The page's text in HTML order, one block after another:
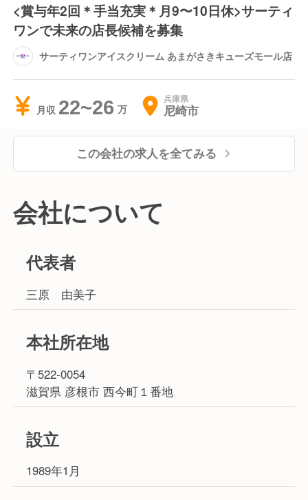
<賞与年2回＊手当充実＊月9〜10日休>サーティ
ワンで未来の店長候補を募集
サーティワンアイスクリーム あまがさきキューズモール店
月収 22~26 兵庫県
尼崎市
この会社の求人を全てみる
会社について
代表者
三原 由美子
本社所在地
〒522-0054
滋賀県 彦根市 西今町１番地
設立
1989年1月